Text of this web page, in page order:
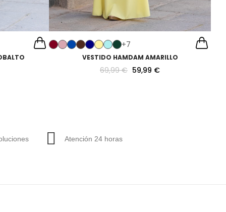
+7
VESTIDO HAMDAM AMARILLO
69,99 € 59,99 €
Atención 24 horas